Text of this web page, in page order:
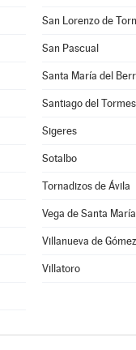
San Lorenzo de
San Pascual
Santa María del
Santiago del Tormes
Sigeres
Sotalbo
Tornadizos de Ávila
Vega de Santa María
Villanueva de Gómez
Villatoro